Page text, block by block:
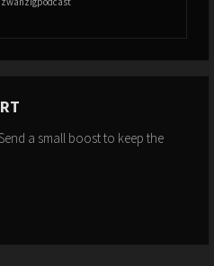
a small boost to keep the